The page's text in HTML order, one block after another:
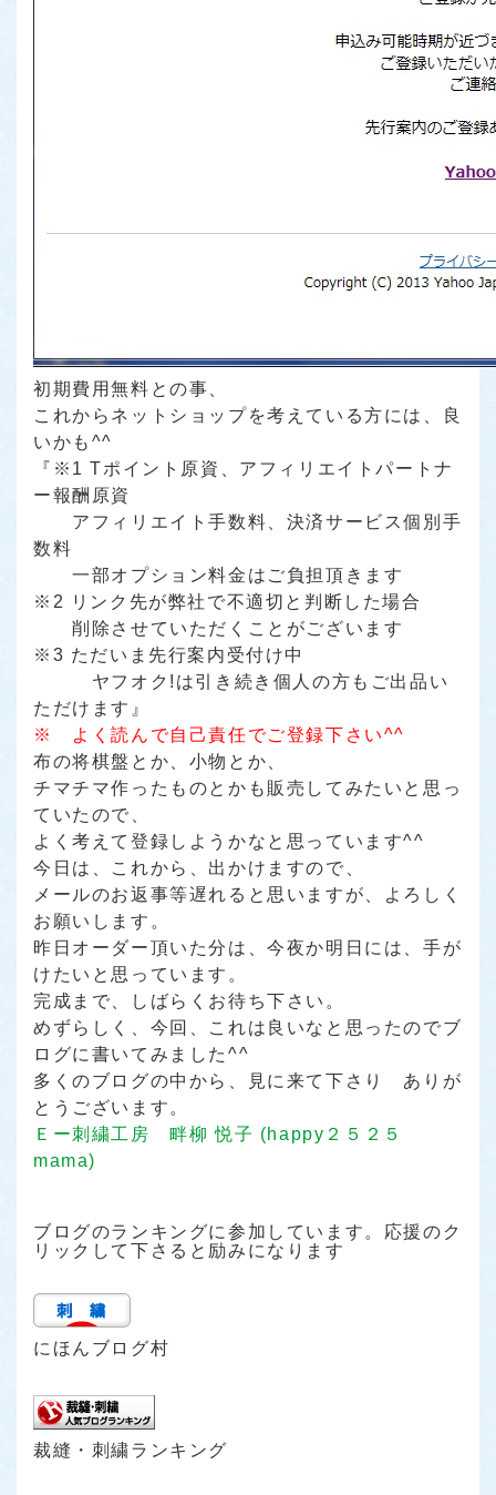
初期費用無料との事、
これからネットショップを考えている方には、良
いかも^^
『※1 Tポイント原資、アフィリエイトパートナ
ー報酬原資
アフィリエイト手数料、決済サービス個別手
数料
一部オプション料金はご負担頂きます
※2 リンク先が弊社で不適切と判断した場合
削除させていただくことがございます
※3 ただいま先行案内受付け中
ヤフオク!は引き続き個人の方もご出品い
ただけます』
※ よく読んで自己責任でご登録下さい^^
布の将棋盤とか、小物とか、
チマチマ作ったものとかも販売してみたいと思っ
ていたので、
よく考えて登録しようかなと思っています^^
今日は、これから、出かけますので、
メールのお返事等遅れると思いますが、よろしく
お願いします。
昨日オーダー頂いた分は、今夜か明日には、手が
けたいと思っています。
完成まで、しばらくお待ち下さい。
めずらしく、今回、これは良いなと思ったのでブ
ログに書いてみました^^
多くのブログの中から、見に来て下さり ありが
とうございます。
Ｅー刺繍工房 畔柳 悦子 (happy２５２５
mama)
ブログのランキングに参加しています。応援のク
リックして下さると励みになります
にほんブログ村
裁縫・刺繍ランキング